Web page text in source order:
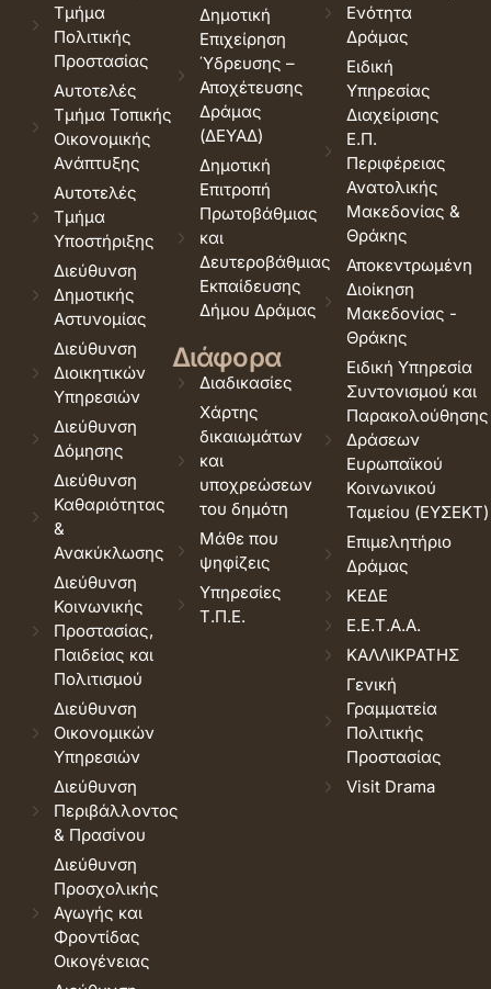
Τμήμα
Πολιτικής
Προστασίας
Αυτοτελές
Τμήμα Τοπικής
Οικονομικής
Ανάπτυξης
Αυτοτελές
Τμήμα
Υποστήριξης
Διεύθυνση
Δημοτικής
Αστυνομίας
Διεύθυνση
Διοικητικών
Υπηρεσιών
Διεύθυνση
Δόμησης
Διεύθυνση
Καθαριότητας
&
Ανακύκλωσης
Διεύθυνση
Κοινωνικής
Προστασίας,
Παιδείας και
Πολιτισμού
Διεύθυνση
Οικονομικών
Υπηρεσιών
Διεύθυνση
Περιβάλλοντος
& Πρασίνου
Διεύθυνση
Προσχολικής
Αγωγής και
Φροντίδας
Οικογένειας
Δημοτική
Επιχείρηση
Ύδρευσης –
Αποχέτευσης
Δράμας
(ΔΕΥΑΔ)
Δημοτική
Επιτροπή
Πρωτοβάθμιας
και
Δευτεροβάθμιας
Εκπαίδευσης
Δήμου Δράμας
Διάφορα
Διαδικασίες
Χάρτης
δικαιωμάτων
και
υποχρεώσεων
του δημότη
Μάθε που
ψηφίζεις
Υπηρεσίες
Τ.Π.Ε.
Ενότητα
Δράμας
Ειδική
Υπηρεσίας
Διαχείρισης
Ε.Π.
Περιφέρειας
Ανατολικής
Μακεδονίας &
Θράκης
Αποκεντρωμένη
Διοίκηση
Μακεδονίας -
Θράκης
Ειδική Υπηρεσία
Συντονισμού και
Παρακολούθησης
Δράσεων
Ευρωπαϊκού
Κοινωνικού
Ταμείου (ΕΥΣΕΚΤ)
Επιμελητήριο
Δράμας
ΚΕΔΕ
Ε.Ε.Τ.Α.Α.
ΚΑΛΛΙΚΡΑΤΗΣ
Γενική
Γραμματεία
Πολιτικής
Προστασίας
Visit Drama